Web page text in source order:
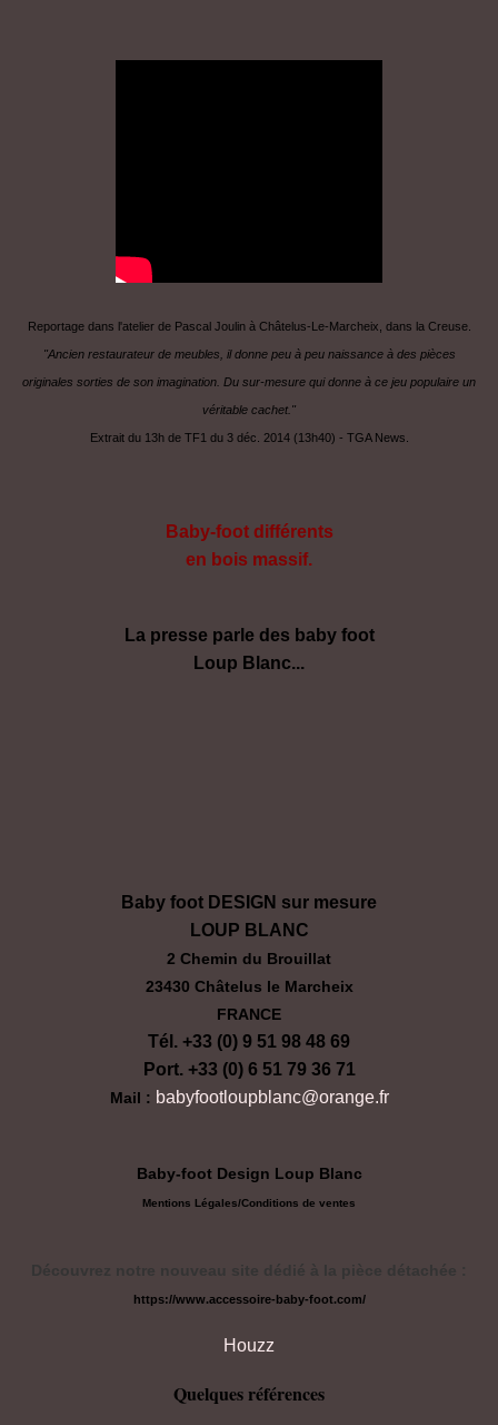
Reportage dans l'atelier de Pascal Joulin à Châtelus-Le-Marcheix, dans la Creuse.
"Ancien restaurateur de meubles, il donne peu à peu naissance à des pièces
originales sorties de son imagination. Du sur-mesure qui donne à ce jeu populaire un
véritable cachet."
Extrait du 13h de TF1 du 3 déc. 2014 (13h40) - TGA News.
Baby-foot différents
en bois massif.
La presse parle des baby foot
Loup Blanc...
Baby foot DESIGN sur mesure
LOUP BLANC
2 Chemin du Brouillat
23430 Châtelus le Marcheix
FRANCE
Tél. +33 (0) 9 51 98 48 69
Port. +33 (0) 6 51 79 36 71
Mail : babyfootloupblanc@orange.fr
Baby-foot Design Loup Blanc
Mentions Légales/Conditions de ventes
Découvrez notre nouveau site dédié à la pièce détachée :
https://www.accessoire-baby-foot.com/
Houzz
Quelques références